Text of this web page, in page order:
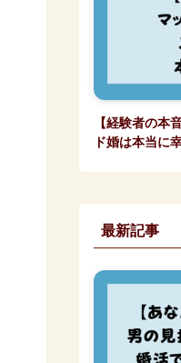
【経験者の本
ド婚は本当に
最新記事